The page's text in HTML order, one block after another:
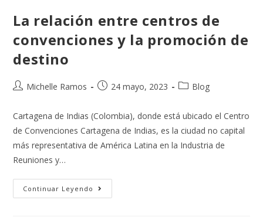
La relación entre centros de
convenciones y la promoción de
destino
Michelle Ramos 24 mayo, 2023 Blog
Cartagena de Indias (Colombia), donde está ubicado el Centro
de Convenciones Cartagena de Indias, es la ciudad no capital
más representativa de América Latina en la Industria de
Reuniones y…
Continuar Leyendo